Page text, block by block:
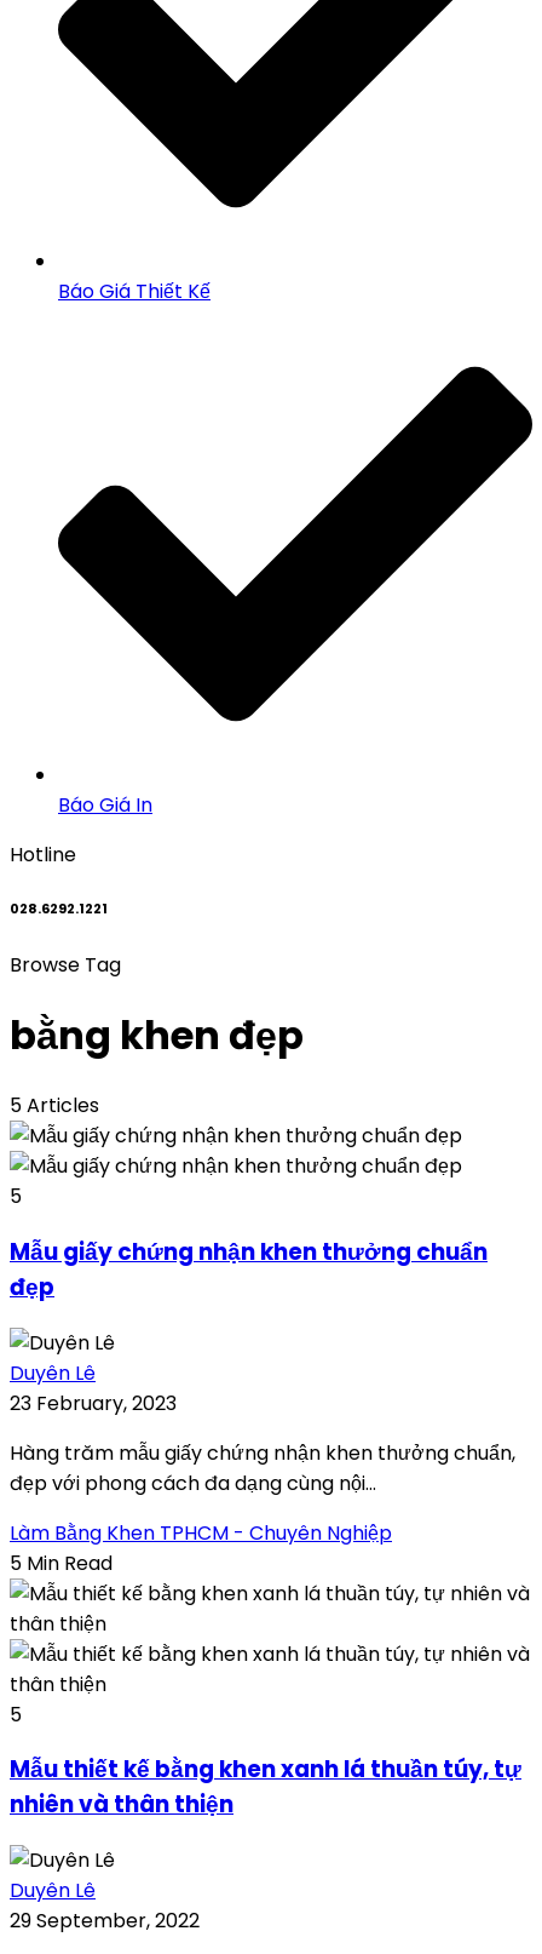
Báo Giá Thiết Kế
Báo Giá In
Hotline
028.6292.1221
Browse Tag
bằng khen đẹp
5 Articles
5
Mẫu giấy chứng nhận khen thưởng chuẩn
đẹp
Duyên Lê
23 February, 2023
Hàng trăm mẫu giấy chứng nhận khen thưởng chuẩn,
đẹp với phong cách đa dạng cùng nội...
Làm Bằng Khen TPHCM - Chuyên Nghiệp
5 Min Read
5
Mẫu thiết kế bằng khen xanh lá thuần túy, tự
nhiên và thân thiện
Duyên Lê
29 September, 2022